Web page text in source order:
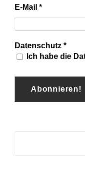
E-Mail *
Datenschutz *
Ich habe die